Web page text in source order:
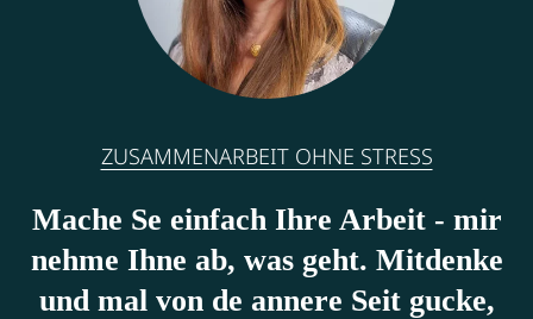
ZUSAMMENARBEIT OHNE STRESS
Mache Se einfach Ihre Arbeit - mir
nehme Ihne ab, was geht. Mitdenke
und mal von de annere Seit gucke,